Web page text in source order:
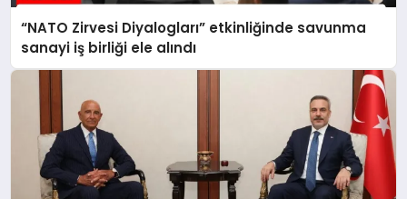
“NATO Zirvesi Diyalogları” etkinliğinde savunma
sanayi iş birliği ele alındı